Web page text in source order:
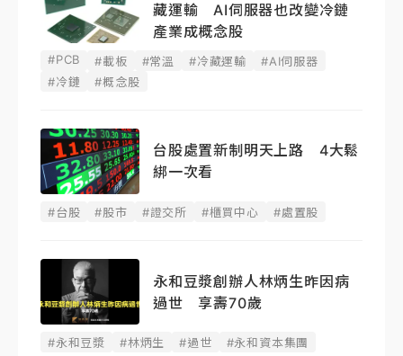
藏運輸 AI伺服器也改變冷鏈
產業成概念股
#PCB #載板 #常溫 #冷藏運輸
#AI伺服器
#冷鏈
#概念股
台股處置新制明天上路 4大鬆
綁一次看
#台股 #股市 #證交所 #櫃買中心 #處置股
永和豆漿創辦人林炳生昨因病
過世 享壽70歲
#永和豆漿 #林炳生 #過世 #永和資本集團